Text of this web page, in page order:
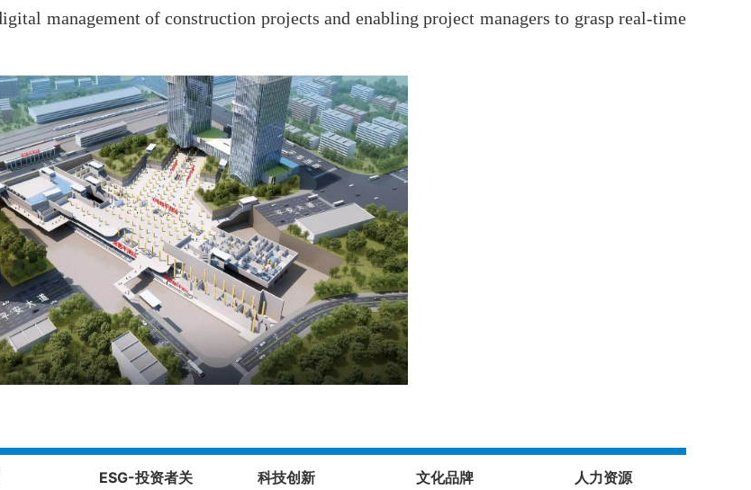
management of construction projects and enabling project managers to grasp real-time
ESG-投资者关
科技创新 文化品牌 人力资源